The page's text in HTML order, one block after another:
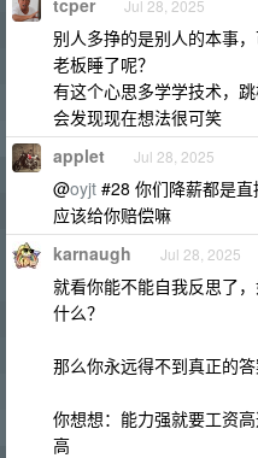
tcper Jul 28, 2025
别人多挣的是别人的本事
老板睡了呢？
有这个心思多学学技术，
会发现现在想法很可笑
applet Jul 28, 2025
@oyjt #28 你们降薪都是
应该给你赔偿嘛
karnaugh Jul 28, 2025
就看你能不能自我反思了
什么？
那么你永远得不到真正的
你想想：能力强就要工资
高